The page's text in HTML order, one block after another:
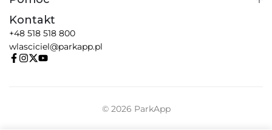
Kontakt
+48 518 518 800
wlasciciel@parkapp.pl
© 2026 ParkApp